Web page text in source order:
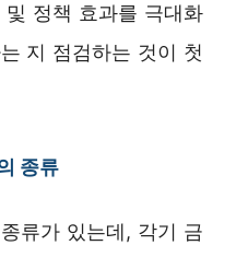
정책 효과를 극대화
지 점검하는 것이 첫
종류
류가 있는데, 각기 금